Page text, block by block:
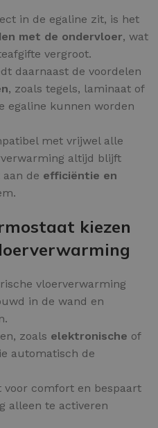
in de egaline zit, is het
met de ondervloer, wat
vergroot.
daarnaast de voordelen
, zoals tegels, laminaat of
egaline kunnen worden
met vrijwel alle
altijd blijft
de efficiëntie en
kiezen
vloerverwarming
in de wand en
zoals elektronische of
automatisch de
voor comfort en bespaart
alleen te activeren